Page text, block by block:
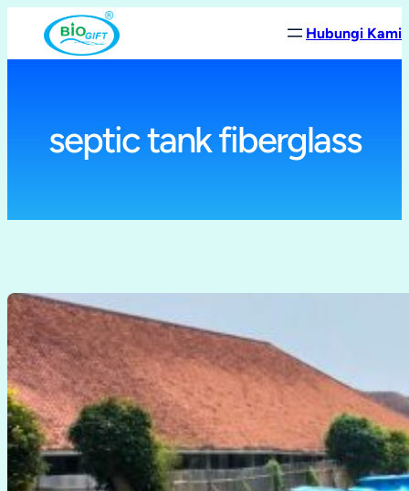
konten
Hubungi Kami
septic tank fiberglass